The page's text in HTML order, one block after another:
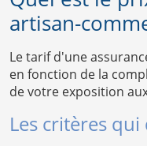
artisan-
Le tarif d'une
en fonction de la
de votre exposition
Les critères